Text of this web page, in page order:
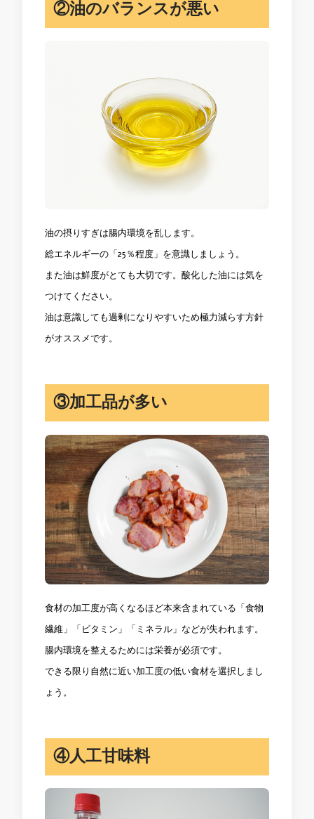
②油のバランスが悪い
油の摂りすぎは腸内環境を乱します。
総エネルギーの「25％程度」を意識しましょう。
また油は鮮度がとても大切です。酸化した油には気を
つけてください。
油は意識しても過剰になりやすいため極力減らす方針
がオススメです。
③加工品が多い
食材の加工度が高くなるほど本来含まれている「食物
繊維」「ビタミン」「ミネラル」などが失われます。
腸内環境を整えるためには栄養が必須です。
できる限り自然に近い加工度の低い食材を選択しまし
ょう。
④人工甘味料